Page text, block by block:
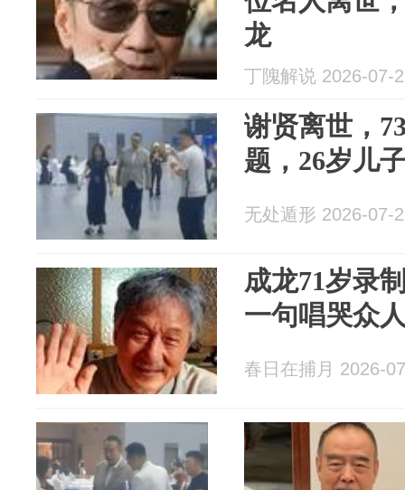
龙
丁隗解说 2026-07-
谢贤离世，
题，26岁儿
无处遁形 2026-07-
成龙71岁录
一句唱哭众
春日在捕月 2026-